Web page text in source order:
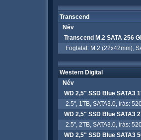
Transcend
Név
Transcend M.2 SATA 256
Foglalat: M.2 (22x42mm),
Western Digital
Név
WD 2,5" SSD Blue SATA3
2.5", 1TB, SATA3.0, írás:
WD 2,5" SSD Blue SATA3
2.5", 2TB, SATA3.0, írás:
WD 2,5" SSD Blue SATA3